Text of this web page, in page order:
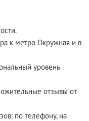
к метро Окружная и в
уровень
отзывы от
по телефону, на